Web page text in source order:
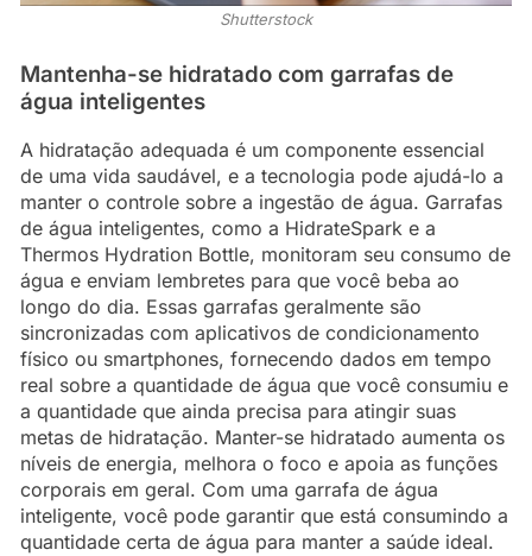
Shutterstock
Mantenha-se hidratado com garrafas de
água inteligentes
A hidratação adequada é um componente essencial
de uma vida saudável, e a tecnologia pode ajudá-lo a
manter o controle sobre a ingestão de água. Garrafas
de água inteligentes, como a HidrateSpark e a
Thermos Hydration Bottle, monitoram seu consumo de
água e enviam lembretes para que você beba ao
longo do dia. Essas garrafas geralmente são
sincronizadas com aplicativos de condicionamento
físico ou smartphones, fornecendo dados em tempo
real sobre a quantidade de água que você consumiu e
a quantidade que ainda precisa para atingir suas
metas de hidratação. Manter-se hidratado aumenta os
níveis de energia, melhora o foco e apoia as funções
corporais em geral. Com uma garrafa de água
inteligente, você pode garantir que está consumindo a
quantidade certa de água para manter a saúde ideal.